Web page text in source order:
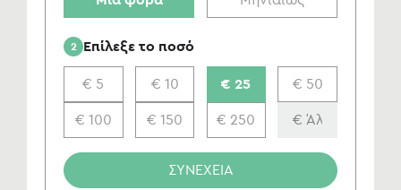
2 Επίλεξε το ποσό
€ 5 € 10 € 25 € 50
€ 100 € 150 € 250
ΣΥΝΕΧΕΙΑ